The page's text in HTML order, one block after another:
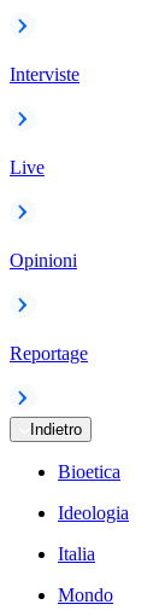
Interviste
Live
Opinioni
Reportage
Indietro
Bioetica
Ideologia
Italia
Mondo